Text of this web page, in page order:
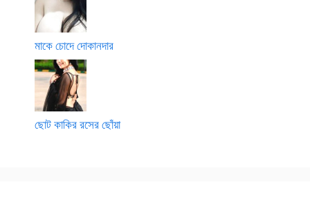
মাকে চোদে দোকানদার
ছোট কাকির রসের ছোঁয়া